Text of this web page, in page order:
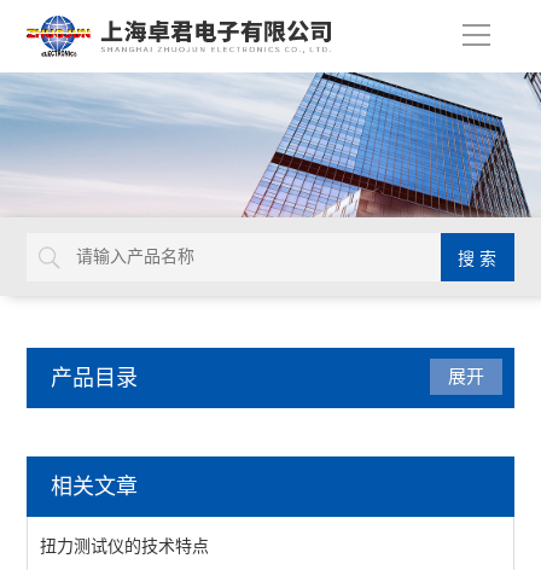
导
产品目录
自动操作点胶机
24节AB混合胶管
展开
相关文章
扭力测试仪的技术特点